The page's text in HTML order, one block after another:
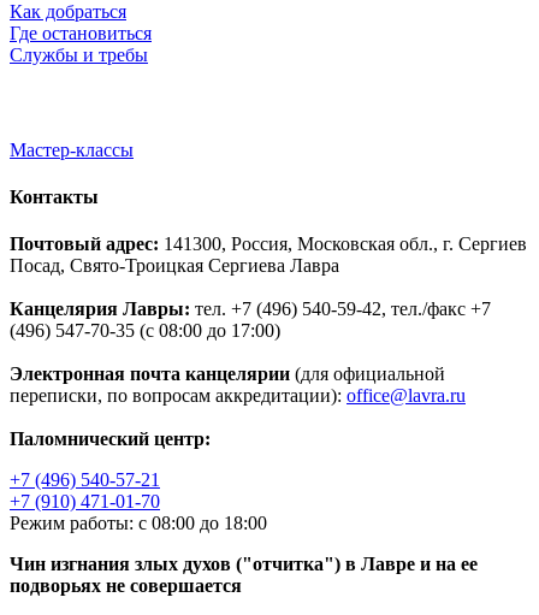
Как добраться
Где остановиться
Службы и требы
Мастер-классы
Контакты
Почтовый адрес: 141300, Россия, Московская обл., г. Сергиев
Посад, Свято-Троицкая Сергиева Лавра
Канцелярия Лавры: тел. +7 (496) 540-59-42, тел./факс +7
(496) 547-70-35 (с 08:00 до 17:00)
Электронная почта канцелярии (для официальной
переписки, по вопросам аккредитации): office@lavra.ru
Паломнический центр:
+7 (496) 540-57-21
+7 (910) 471-01-70
Режим работы: с 08:00 до 18:00
Чин изгнания злых духов ("отчитка") в Лавре и на ее
подворьях не совершается